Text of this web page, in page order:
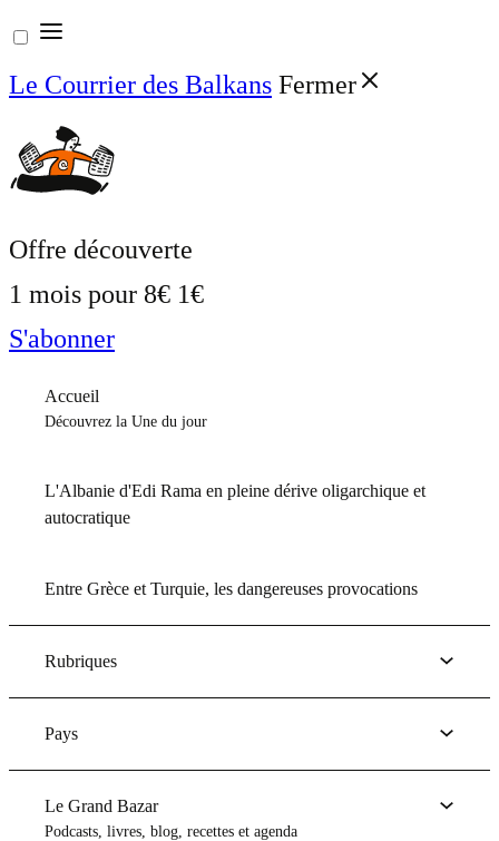
Aller
au
contenu
Le Courrier des Balkans Fermer
Offre découverte
1 mois pour 8€ 1€
S'abonner
Accueil
Découvrez la Une du jour
L'Albanie d'Edi Rama en pleine dérive oligarchique et
autocratique
Entre Grèce et Turquie, les dangereuses provocations
Rubriques
Pays
Le Grand Bazar
Podcasts, livres, blog, recettes et agenda